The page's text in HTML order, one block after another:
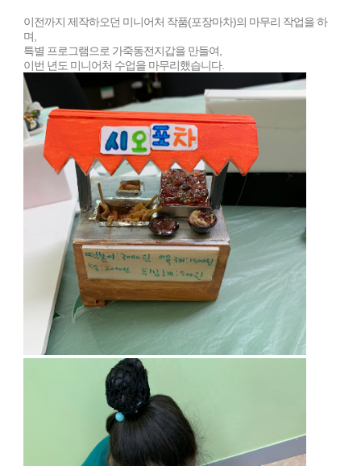
이전까지 제작하오던 미니어처 작품(포장마차)의 마무리 작업을 하
며,
특별 프로그램으로 가죽동전지갑을 만들여,
이번 년도 미니어처 수업을 마무리했습니다.